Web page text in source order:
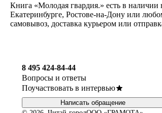
Книга «Молодая гвардия.» есть в
Екатеринбурге, Ростове-на-Дону или
самовывоз, доставка курьером или
8 495 424-84-44
Вопросы и ответы
Поучаствовать в интервью
Написать обращение